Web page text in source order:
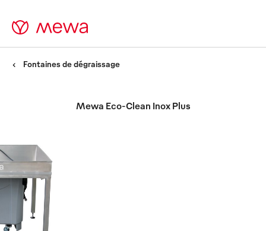
Fontaines de dégraissage
Mewa Eco-Clean Inox Plus